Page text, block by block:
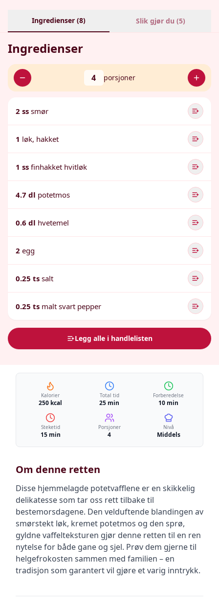
Ingredienser (8) Slik gjør du (5)
Ingredienser
4 porsjoner
2 ss smør
1 løk, hakket
1 ss finhakket hvitløk
4.7 dl potetmos
0.6 dl hvetemel
2 egg
0.25 ts salt
0.25 ts malt svart pepper
Legg alle i handlelisten
Kalorier
250 kcal
Total tid
25 min
Forberedelse
10 min
Steketid
15 min
Porsjoner
4
Nivå
Middels
Om denne retten
Disse hjemmelagde potetvafflene er en skikkelig
delikatesse som tar oss rett tilbake til
bestemorsdagene. Den velduftende blandingen av
smørstekt løk, kremet potetmos og den sprø,
gyldne vaffelteksturen gjør denne retten til en ren
nytelse for både gane og sjel. Prøv dem gjerne til
helgefrokosten sammen med familien – en
tradisjon som garantert vil gjøre et varig inntrykk.